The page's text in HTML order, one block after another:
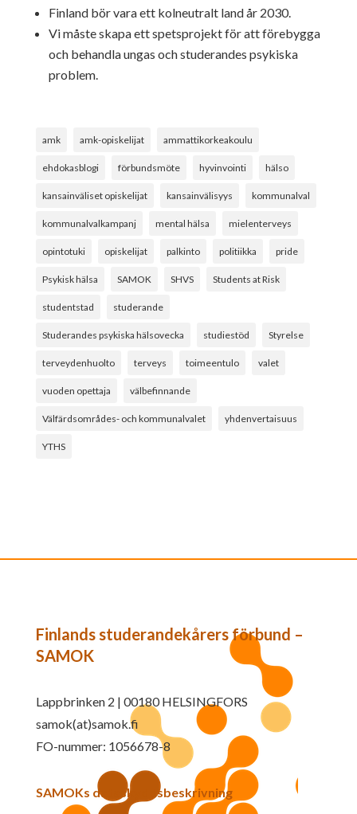
Finland bör vara ett kolneutralt land år 2030.
Vi måste skapa ett spetsprojekt för att förebygga
och behandla ungas och studerandes psykiska
problem.
amk amk-opiskelijat ammattikorkeakoulu
ehdokasblogi förbundsmöte hyvinvointi hälso
kansainväliset opiskelijat kansainvälisyys kommunalval
kommunalvalkampanj mental hälsa mielenterveys
opintotuki opiskelijat palkinto politiikka pride
Psykisk hälsa SAMOK SHVS Students at Risk
studentstad studerande
Studerandes psykiska hälsovecka studiestöd Styrelse
terveydenhuolto terveys toimeentulo valet
vuoden opettaja välbefinnande
Välfärdsområdes- och kommunalvalet yhdenvertaisuus
YTHS
Finlands studerandekårers förbund –
SAMOK
Lappbrinken 2 | 00180 HELSINGFORS
samok(at)samok.fi
FO-nummer: 1056678-8
SAMOKs dataskyddsbeskrivning